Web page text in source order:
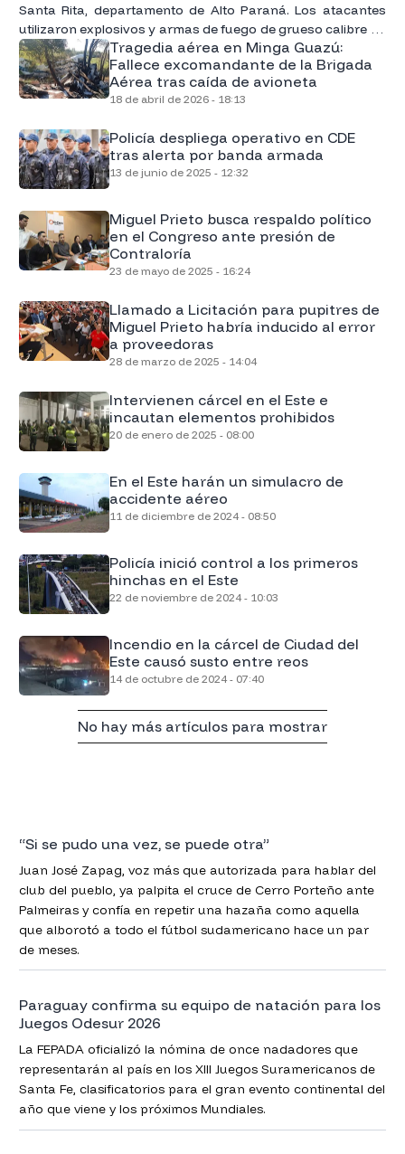
Santa Rita, departamento de Alto Paraná. Los atacantes
utilizaron explosivos y armas de fuego de grueso calibre de
manera simultánea.Tragedia aérea en Minga Guazú:
Fallece excomandante de la Brigada
Aérea tras caída de avioneta
18 de abril de 2026 - 18:13
Policía despliega operativo en CDE
tras alerta por banda armada
13 de junio de 2025 - 12:32
Miguel Prieto busca respaldo político
en el Congreso ante presión de
Contraloría
23 de mayo de 2025 - 16:24
Llamado a Licitación para pupitres de
Miguel Prieto habría inducido al error
a proveedoras
28 de marzo de 2025 - 14:04
Intervienen cárcel en el Este e
incautan elementos prohibidos
20 de enero de 2025 - 08:00
En el Este harán un simulacro de
accidente aéreo
11 de diciembre de 2024 - 08:50
Policía inició control a los primeros
hinchas en el Este
22 de noviembre de 2024 - 10:03
Incendio en la cárcel de Ciudad del
Este causó susto entre reos
14 de octubre de 2024 - 07:40
No hay más artículos para mostrar
“Si se pudo una vez, se puede otra”
Juan José Zapag, voz más que autorizada para hablar del
club del pueblo, ya palpita el cruce de Cerro Porteño ante
Palmeiras y confía en repetir una hazaña como aquella
que alborotó a todo el fútbol sudamericano hace un par
de meses.
Paraguay confirma su equipo de natación para los
Juegos Odesur 2026
La FEPADA oficializó la nómina de once nadadores que
representarán al país en los XIII Juegos Suramericanos de
Santa Fe, clasificatorios para el gran evento continental del
año que viene y los próximos Mundiales.